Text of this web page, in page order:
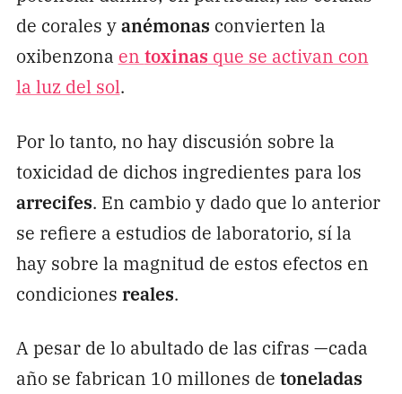
de corales yanémonas convierten la
oxibenzona en toxinas que se activan con
la luz del sol.
Por lo tanto, no hay discusión sobre la
toxicidad de dichos ingredientes para los
arrecifes. En cambio y dado que lo anterior
se refiere a estudios de laboratorio, sí la
hay sobre la magnitud de estos efectos en
condiciones reales.
A pesar de lo abultado de las cifras —cada
año se fabrican 10 millones de toneladas